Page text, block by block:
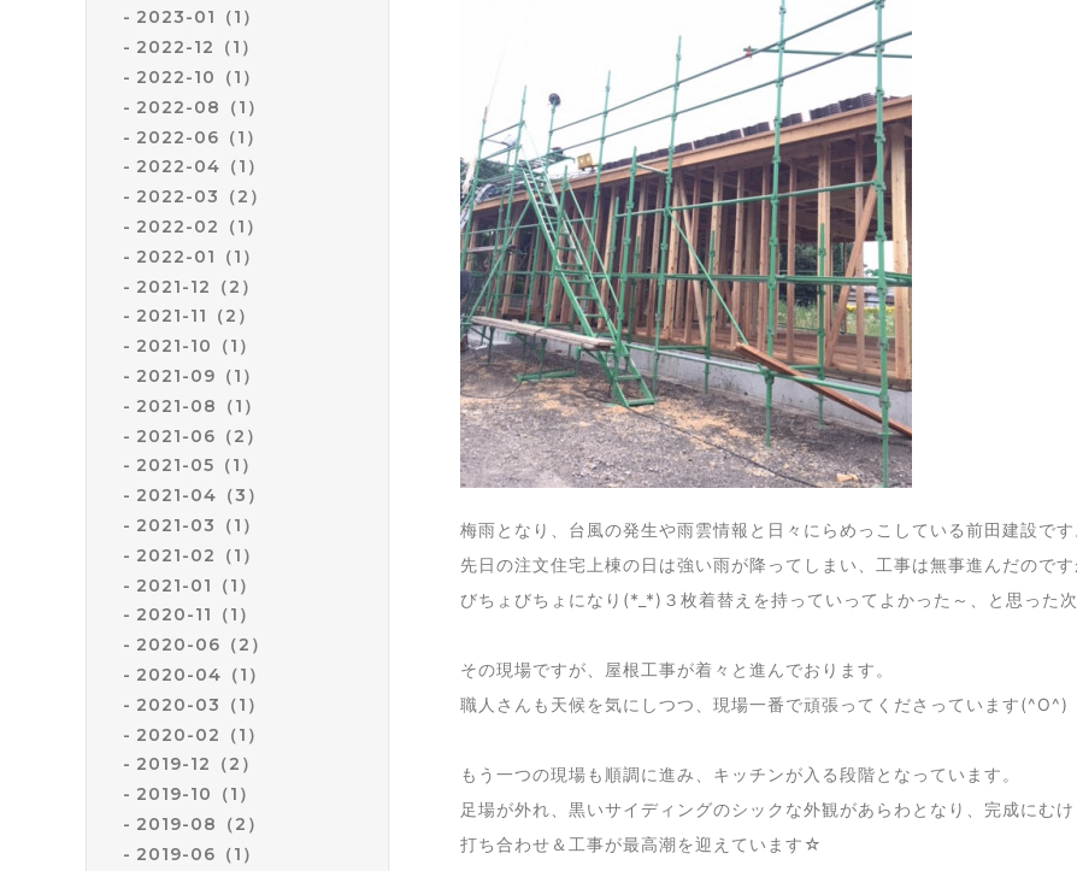
2023-01（1）
2022-12（1）
2022-10（1）
2022-08（1）
2022-06（1）
2022-04（1）
2022-03（2）
2022-02（1）
2022-01（1）
2021-12（2）
2021-11（2）
2021-10（1）
2021-09（1）
2021-08（1）
2021-06（2）
2021-05（1）
2021-04（3）
2021-03（1）
2021-02（1）
2021-01（1）
2020-11（1）
2020-06（2）
2020-04（1）
2020-03（1）
2020-02（1）
2019-12（2）
2019-10（1）
2019-08（2）
2019-06（1）
梅雨となり、台風の発生や雨雲情報と日々にらめっこしている前田建設です
先日の注文住宅上棟の日は強い雨が降ってしまい、工事は無事進んだのです
びちょびちょになり(*_*)３枚着替えを持っていってよかった～、と思った次
その現場ですが、屋根工事が着々と進んでおります。
職人さんも天候を気にしつつ、現場一番で頑張ってくださっています(^O^)
もう一つの現場も順調に進み、キッチンが入る段階となっています。
足場が外れ、黒いサイディングのシックな外観があらわとなり、完成にむけ
打ち合わせ＆工事が最高潮を迎えています☆